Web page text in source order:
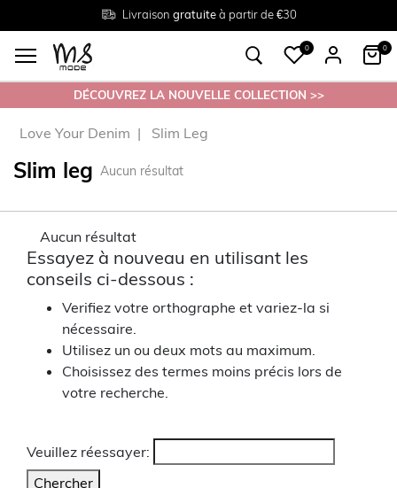
Livraison gratuiteà partir de €30
Tailles du38 au 54
Retourgratuit en magasin
0 0
DÉCOUVREZ LA NOUVELLE COLLECTION >>
Love Your Denim Slim Leg
Slim leg Aucun résultat
Aucun résultat
Essayez à nouveau en utilisant les
conseils ci-dessous :
Verifiez votre orthographe et variez-la si
nécessaire.
Utilisez un ou deux mots au maximum.
Choisissez des termes moins précis lors de
votre recherche.
Veuillez réessayer:
Chercher